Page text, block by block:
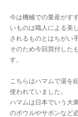
今は機械での量産がす
いものは職人による美
されるものとはちがい
そのため今回買付した
す。
こちらはハマムで湯を
使われていました。
ハマムは日本でいう大
のボウルやサボンなど